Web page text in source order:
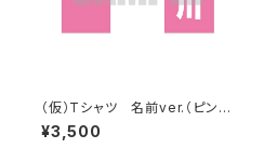
（仮）Tシャツ 名前ver.（ピン
ク）
¥3,500